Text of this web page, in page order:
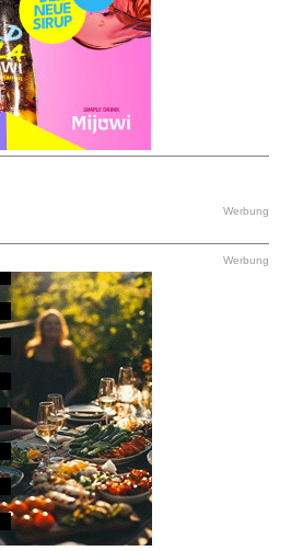
Werbung
Werbung